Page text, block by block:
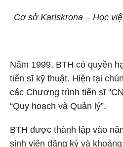
Cơ sở Karlskrona – Học
Năm 1999, BTH có quyền
tiến sĩ kỹ thuật. Hiện tại
các Chương trình tiến sĩ
“Quy hoạch và Quản lý”.
BTH được thành lập vào
sinh viên đăng ký và